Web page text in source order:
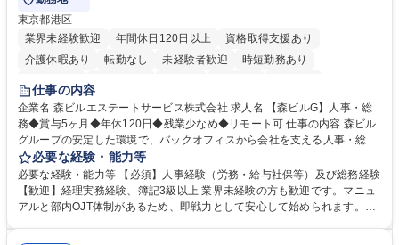
東京都港区
業界未経験歓迎
年間休日120日以上
資格取得支援あり
介護休暇あり
転勤なし 未経験者歓迎
時短勤務あり
経験者歓迎
完全週休2日制
交通費支給 長期歓迎 駅近5分以内 土日祝休み
仕事の内容
企業名 森ビルエステートサービス株式会社 求人名 【森ビルG】人事・総
務◆賞与5ヶ月◆年休120日◆残業少なめ◆リモート可 仕事の内容 森ビル
グループの安定した環境で、バックオフィスから会社を支える人事・総務
をお任せします。 労務と総務の業務をバランスよく担当し、ゆくゆくは制
度改定などのコア業務にも挑戦できる、やりがいある環境です。 ■勤怠管
理、給与計算、社会保険手続き、年末調整等の労務管理全般 ■入退社手続
き、社内規定の改定や人事制度改定などのコア業務 ■社内イベントの企画
必要な経験・能力等
必要な経験・能力等 【必須】人事経験（労務・給与社保等）及び総務経験
【歓迎】経理実務経験、簿記3級以上 業界未経験の方も歓迎です。マニュ
アルと部内OJT体制があるため、即戦力として安心して始められます。